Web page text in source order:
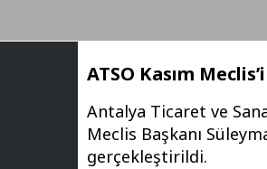
ATSO Kasım
Antalya Ticaret ve
Meclis Başkanı
gerçekleştirildi.